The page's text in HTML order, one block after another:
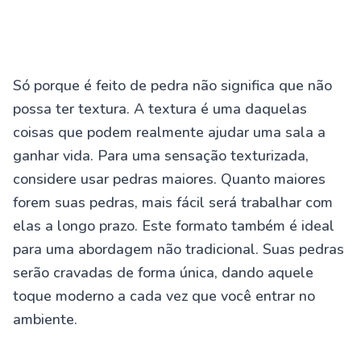
Só porque é feito de pedra não significa que não
possa ter textura. A textura é uma daquelas
coisas que podem realmente ajudar uma sala a
ganhar vida. Para uma sensação texturizada,
considere usar pedras maiores. Quanto maiores
forem suas pedras, mais fácil será trabalhar com
elas a longo prazo. Este formato também é ideal
para uma abordagem não tradicional. Suas pedras
serão cravadas de forma única, dando aquele
toque moderno a cada vez que você entrar no
ambiente.